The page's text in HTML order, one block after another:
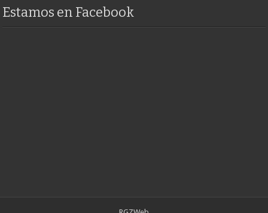
Estamos en Facebook